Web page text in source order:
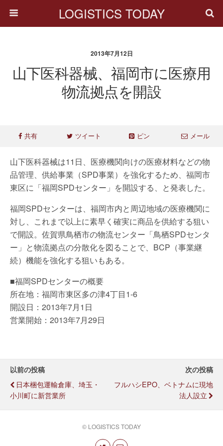
LOGISTICS TODAY
2013年7月12日
山下医科器械、福岡市に医療用
物流拠点を開設
共有 ツイート ピン メール
山下医科器械は11日、医療機関向けの医療材料などの物
品管理、供給事業（SPD事業）を強化するため、福岡市
東区に「福岡SPDセンター」を開設する、と発表した。
福岡SPDセンターは、福岡市内と周辺地域の医療機関に
対し、これまで以上に素早く確実に商品を供給する狙い
で開設。佐賀県鳥栖市の物流センター「鳥栖SPDセンタ
ー」と物流拠点の分散化を図ることで、BCP（事業継
続）機能を強化する狙いもある。
■福岡SPDセンターの概要
所在地：福岡市東区多の津4丁目1-6
開設日：2013年7月1日
営業開始：2013年7月29日
以前の投稿
日本梱包運輸倉庫、埼玉・
小川町に新営業所
次の投稿
フルハシEPO、ベトナムに現地
法人設立
© LOGISTICS TODAY